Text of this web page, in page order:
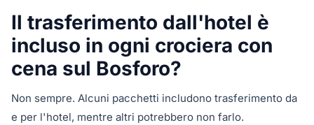
Il trasferimento dall'hotel è
incluso in ogni crociera con
cena sul Bosforo?
Non sempre. Alcuni pacchetti includono trasferimento da
e per l'hotel, mentre altri potrebbero non farlo.